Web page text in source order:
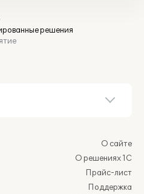
решения
О сайте
О решениях 1С
Прайс-лист
Поддержка